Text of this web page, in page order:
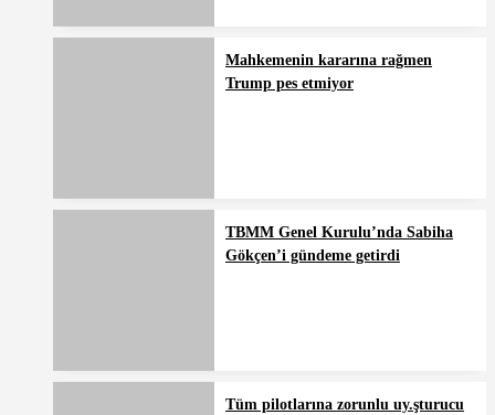
Mahkemenin kararına rağmen
Trump pes etmiyor
TBMM Genel Kurulu’nda Sabiha
Gökçen’i gündeme getirdi
Tüm pilotlarına zorunlu uy.şturucu